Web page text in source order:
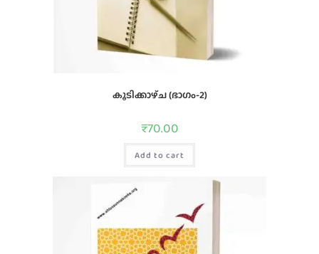
കൂടിക്കാഴ്‌ച (ഭാഗം-2)
₹70.00
Add to cart